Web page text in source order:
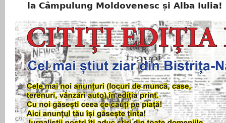
la Câmpulung Moldovenesc și Alba Iulia!